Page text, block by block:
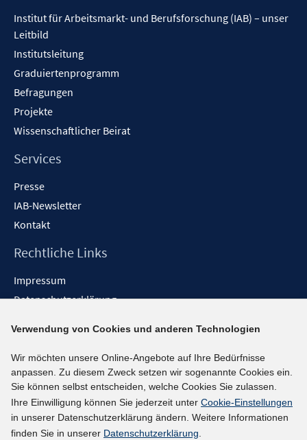
Institut für Arbeitsmarkt- und Berufsforschung (IAB) – unser
Leitbild
Institutsleitung
Graduiertenprogramm
Befragungen
Projekte
Wissenschaftlicher Beirat
Services
Presse
IAB-Newsletter
Kontakt
Rechtliche Links
Impressum
Datenschutzerklärung
Barrieren melden
Social-Media-Kanäle
BlueSky
YouTube
LinkedIn
Verwendung von Cookies und anderen Technologien
Wir möchten unsere Online-Angebote auf Ihre Bedürfnisse
anpassen. Zu diesem Zweck setzen wir sogenannte Cookies ein.
Sie können selbst entscheiden, welche Cookies Sie zulassen.
Ihre Einwilligung können Sie jederzeit unter Cookie-Einstellungen
in unserer Datenschutzerklärung ändern. Weitere Informationen
finden Sie in unserer Datenschutzerklärung.